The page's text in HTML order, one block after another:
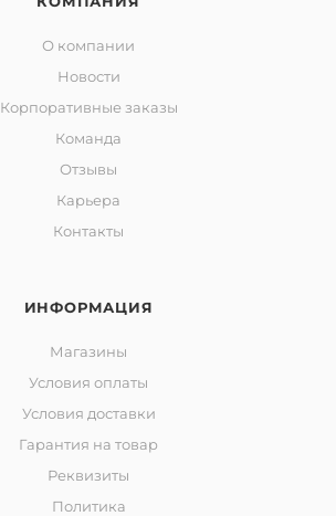
О компании
Новости
Корпоративные заказы
Команда
Отзывы
Карьера
Контакты
ИНФОРМАЦИЯ
Магазины
Условия оплаты
Условия доставки
Гарантия на товар
Реквизиты
Политика